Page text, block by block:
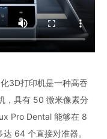
3D打印机是一种高吞
，具有 50 微米像素分
Pro Dental 能够在 8
64 个直接对准器。